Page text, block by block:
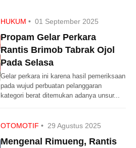
HUKUM • 01 September 2025
Propam Gelar Perkara
Rantis Brimob Tabrak Ojol
Pada Selasa
Gelar perkara ini karena hasil pemeriksaan
pada wujud perbuatan pelanggaran
kategori berat ditemukan adanya unsur...
OTOMOTIF • 29 Agustus 2025
Mengenal Rimueng, Rantis